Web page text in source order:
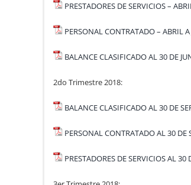
PRESTADORES DE SERVICIOS –
PERSONAL CONTRATADO – ABRIL
BALANCE CLASIFICADO AL 30 DE
2do Trimestre 2018:
BALANCE CLASIFICADO AL 30 DE
PERSONAL CONTRATADO AL 30 DE
PRESTADORES DE SERVICIOS AL 30